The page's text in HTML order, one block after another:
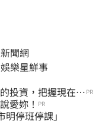
聞網
樂星鮮事
投資，把握現在不 PR
愛妳！ PR
停班停課」